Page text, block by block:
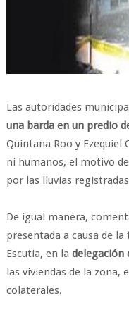
Las autoridades
una barda en un predio
Quintana Roo y
ni humanos, el motivo
por las lluvias
De igual manera,
presentada a causa de
Escutia, en la delegación
las viviendas de la zona,
colaterales.